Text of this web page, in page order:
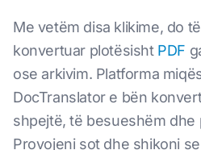
Me vetëm disa klikime, do
konvertuar plotësisht PDF
ose arkivim. Platforma
DocTranslator e bën
shpejtë, të besueshëm dhe
Provojeni sot dhe shikoni